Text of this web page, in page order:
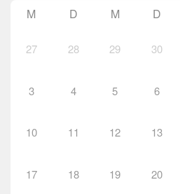
M D M D
27 28 29 30
3 4 5 6
10 11 12 13
17 18 19 20